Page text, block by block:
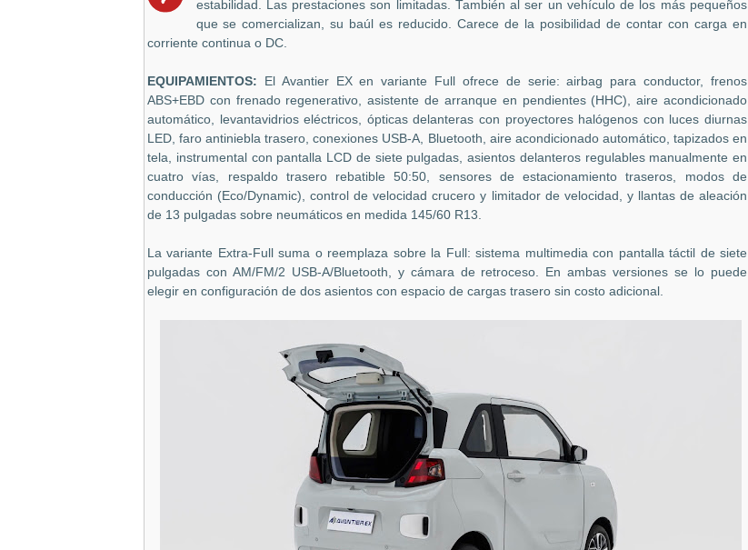
estabilidad. Las prestaciones son limitadas. También al ser un vehículo de los más pequeños
que se comercializan, su baúl es reducido. Carece de la posibilidad de contar con carga en
corriente continua o DC.
EQUIPAMIENTOS:
El Avantier EX en variante Full ofrece de serie: airbag para conductor, frenos
ABS+EBD con frenado regenerativo, asistente de arranque en pendientes (HHC), aire acondicionado
automático, levantavidrios eléctricos, ópticas delanteras con proyectores halógenos con luces diurnas
LED, faro antiniebla trasero, conexiones USB-A, Bluetooth, aire acondicionado automático, tapizados en
tela, instrumental con pantalla LCD de siete pulgadas, asientos delanteros regulables manualmente en
cuatro vías, respaldo trasero rebatible 50:50, sensores de estacionamiento traseros, modos de
conducción (Eco/Dynamic), control de velocidad crucero y limitador de velocidad, y llantas de aleación
de 13 pulgadas sobre neumáticos en medida 145/60 R13.
La variante Extra-Full suma o reemplaza sobre la Full: sistema multimedia con pantalla táctil de siete
pulgadas con AM/FM/2 USB-A/Bluetooth, y cámara de retroceso. En ambas versiones se lo puede
elegir en configuración de dos asientos con espacio de cargas trasero sin costo adicional.